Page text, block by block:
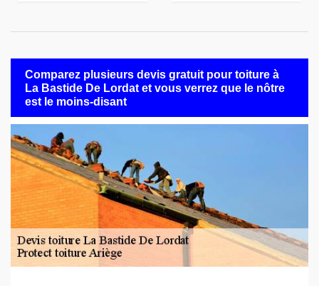
Comparez plusieurs devis gratuit pour toiture à
La Bastide De Lordat et vous verrez que le nôtre
est le moins-disant